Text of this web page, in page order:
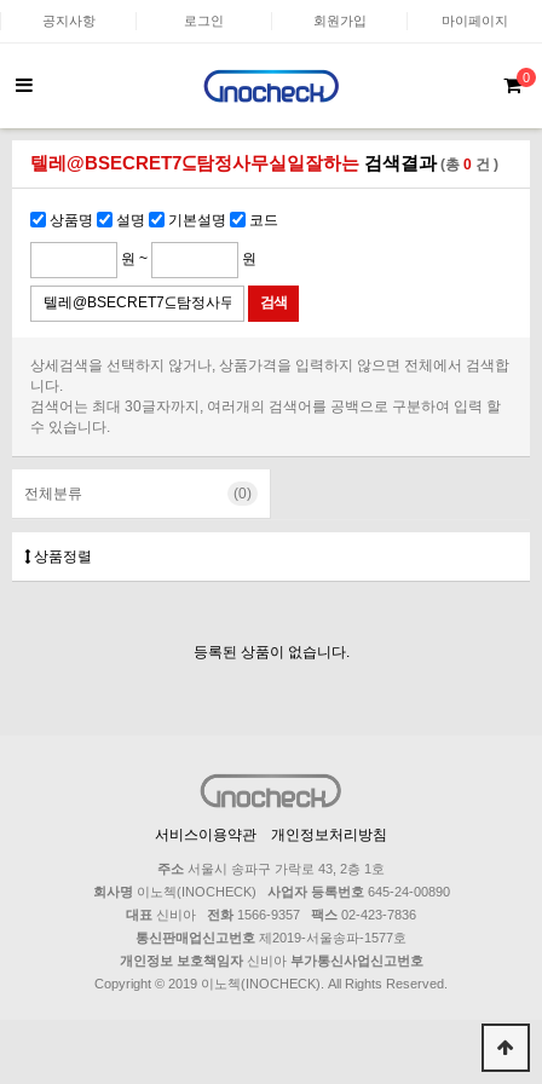
공지사항 로그인 회원가입 마이페이지
0
텔레@BSECRET7⊆탐정사무실일잘하는 검색결과(총 0 건 )
상품명 설명 기본설명 코드
원 ~ 원
상세검색을 선택하지 않거나, 상품가격을 입력하지 않으면 전체에서 검색합
니다.
검색어는 최대 30글자까지, 여러개의 검색어를 공백으로 구분하여 입력 할
수 있습니다.
전체분류 (0)
상품정렬
등록된 상품이 없습니다.
서비스이용약관 개인정보처리방침
주소 서울시 송파구 가락로 43, 2층 1호
회사명 이노첵(INOCHECK) 사업자 등록번호 645-24-00890
대표 신비아 전화 1566-9357 팩스 02-423-7836
통신판매업신고번호 제2019-서울송파-1577호
개인정보 보호책임자신비아 부가통신사업신고번호
Copyright © 2019 이노첵(INOCHECK). All Rights Reserved.